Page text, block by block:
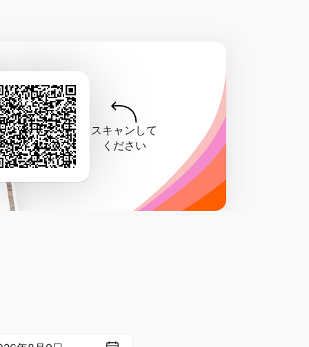
スキャンして
ください